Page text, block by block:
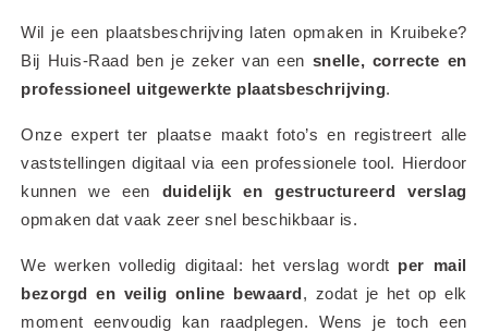
Wil je een plaatsbeschrijving laten opmaken in Kruibeke?
Bij Huis-Raad ben je zeker van een snelle, correcte en
professioneel uitgewerkte plaatsbeschrijving.
Onze expert ter plaatse maakt foto’s en registreert alle
vaststellingen digitaal via een professionele tool. Hierdoor
kunnen we een duidelijk en gestructureerd verslag
opmaken dat vaak zeer snel beschikbaar is.
We werken volledig digitaal: het verslag wordt per mail
bezorgd en veilig online bewaard , zodat je het op elk
moment eenvoudig kan raadplegen. Wens je toch een